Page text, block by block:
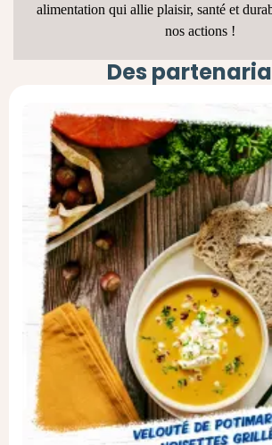
alimentation qui allie plaisir, santé et
nos actions !
Des